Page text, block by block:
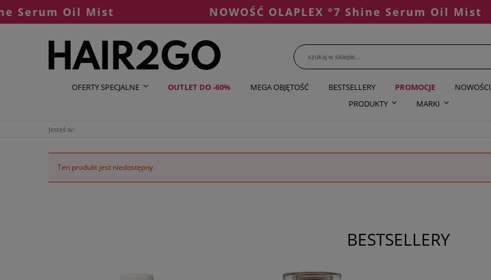
Serum Oil Mist NOWOŚĆ OLAPLEX °7 Shine Serum Oil Mist
OFERTY SPECJALNE OUTLET DO -60% MEGA OBJĘTOŚĆ BESTSELLERY PROMOCJE NOWOŚCI
PRODUKTY
MARKI
Jesteś w:
Ten produkt jest niedostępny.
BESTSELLERY